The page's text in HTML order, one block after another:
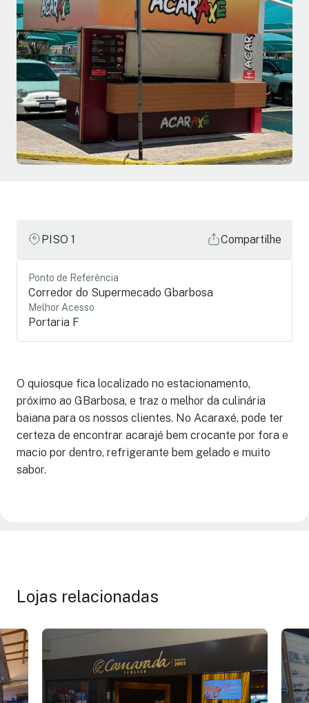
PISO 1 Compartilhe
Ponto de Referência
Corredor do Supermecado Gbarbosa
Melhor Acesso
Portaria F
O quiosque fica localizado no estacionamento,
próximo ao GBarbosa, e traz o melhor da culinária
baiana para os nossos clientes. No Acaraxé, pode ter
certeza de encontrar acarajé bem crocante por fora e
macio por dentro, refrigerante bem gelado e muito
sabor.
Lojas relacionadas